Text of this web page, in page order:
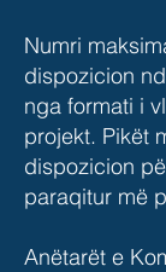
Numri
dispozicion
nga formati i
projekt. Pikët
dispozicion
paraqitur më
Anëtarët e